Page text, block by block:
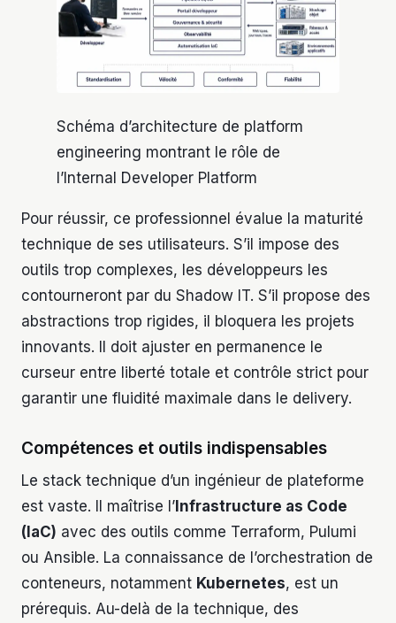
Schéma d’architecture de platform
engineering montrant le rôle de
l’Internal Developer Platform
Pour réussir, ce professionnel évalue la maturité
technique de ses utilisateurs. S’il impose des
outils trop complexes, les développeurs les
contourneront par du Shadow IT. S’il propose des
abstractions trop rigides, il bloquera les projets
innovants. Il doit ajuster en permanence le
curseur entre liberté totale et contrôle strict pour
garantir une fluidité maximale dans le delivery.
Compétences et outils indispensables
Le stack technique d’un ingénieur de plateforme
est vaste. Il maîtrise l’ Infrastructure as Code
(IaC) avec des outils comme Terraform, Pulumi
ou Ansible. La connaissance de l’orchestration de
conteneurs, notamment Kubernetes, est un
prérequis. Au-delà de la technique, des